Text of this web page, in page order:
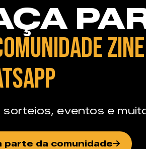
sorteios, eventos e
parte da comunidade